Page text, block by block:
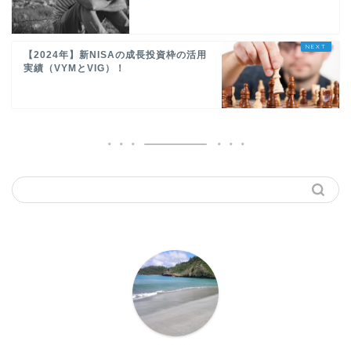
【2024年】新NISAの成長投資枠の活用
実績（VYMとVIG）！